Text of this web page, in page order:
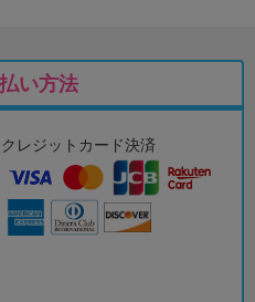
い方法
クレジットカード決済